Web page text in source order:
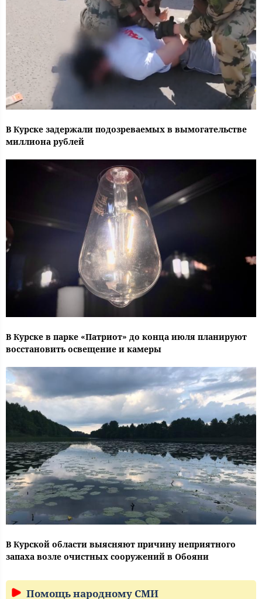
В Курске задержали подозреваемых в вымогательстве
миллиона рублей
В Курске в парке «Патриот» до конца июля планируют
восстановить освещение и камеры
В Курской области выясняют причину неприятного
запаха возле очистных сооружений в Обояни
Помощь народному СМИ